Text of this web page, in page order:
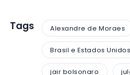
Tags Alexandre de Moraes
Brasil e Estados Unidos
jair bolsonaro